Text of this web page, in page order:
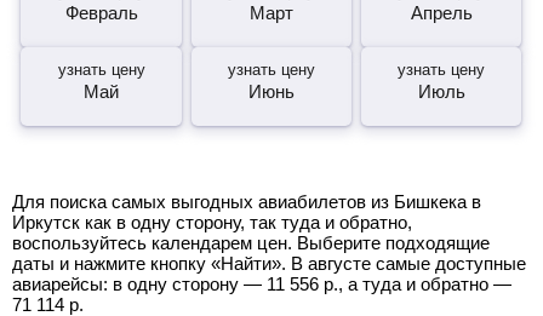
Февраль Март Апрель
узнать цену
Май
узнать цену
Июнь
узнать цену
Июль
Для поиска самых выгодных авиабилетов из Бишкека в
Иркутск как в одну сторону, так туда и обратно,
воспользуйтесь календарем цен. Выберите подходящие
даты и нажмите кнопку «Найти». В августе самые доступные
авиарейсы: в одну сторону — 11 556 р., а туда и обратно —
71 114 р.